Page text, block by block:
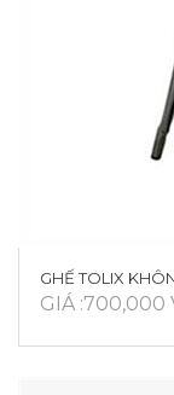
GHẾ TOLIX
GIÁ :700,000